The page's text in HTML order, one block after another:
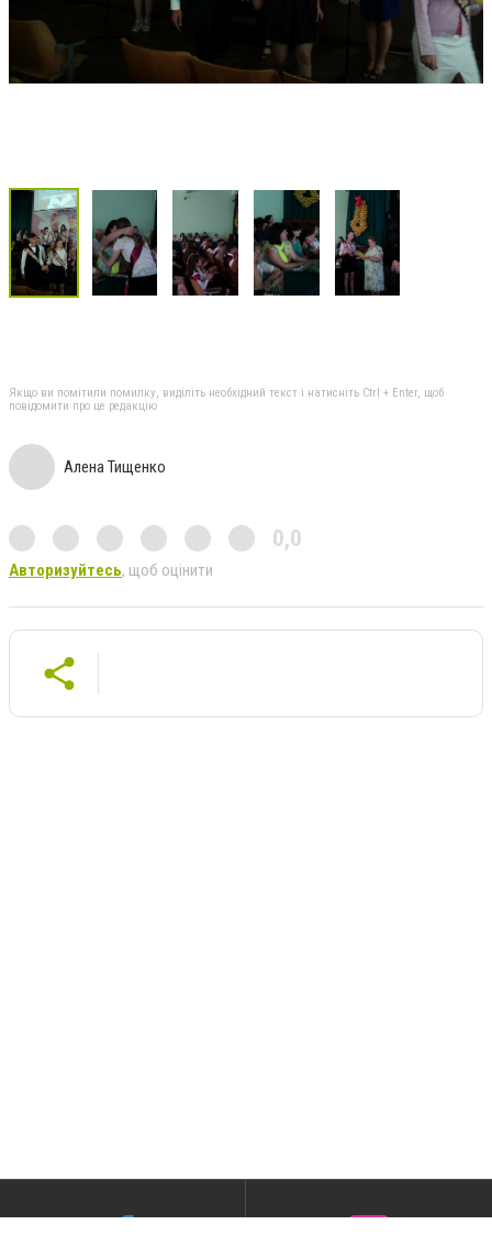
Якщо ви помітили помилку, виділіть необхідний текст і натисніть Ctrl + Enter, щоб
повідомити про це редакцію
Алена Тищенко
0,0
Авторизуйтесь, щоб оцінити